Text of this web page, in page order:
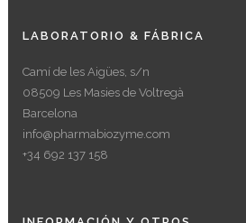
LABORATORIO & FÁBRICA
Camí de les Aigües, s/n
08509 Les Masies de Voltregà
Barcelona
info@pharmabiozyme.com
+34 692 137 158